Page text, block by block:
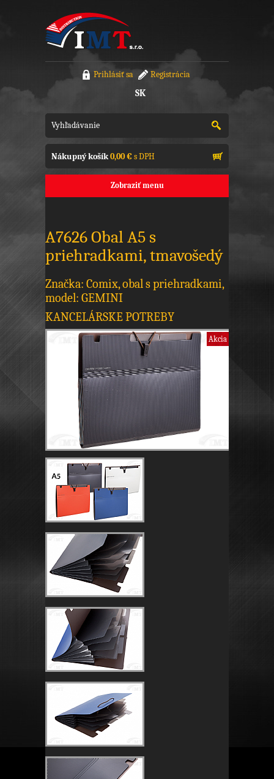
Prihlásiť sa Registrácia
SK
Nákupný košík0,00 €s DPH
Zobraziť menu
A7626 Obal A5 s
priehradkami, tmavošedý
Značka: Comix, obal s priehradkami,
model: GEMINI
KANCELÁRSKE POTREBY
Akcia